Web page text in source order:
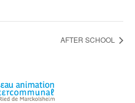
AFTER SCHOOL